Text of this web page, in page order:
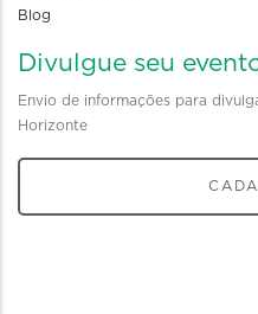
Blog
Divulgue seu
Envio de informações para
Horizonte